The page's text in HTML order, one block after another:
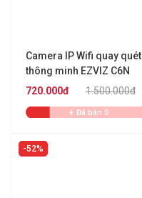
Camera IP Wifi quay quét
thông minh EZVIZ C6N
4MP
1.500.000đ
720.000đ
Đã bán 0
52%